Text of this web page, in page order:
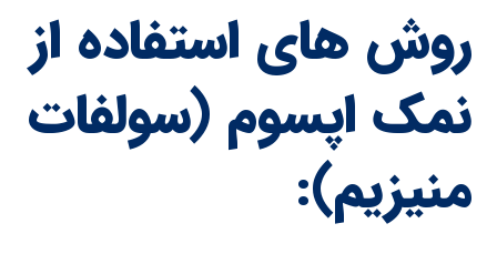
روش های استفاده از
نمک اپسوم (سولفات
منیزیم):